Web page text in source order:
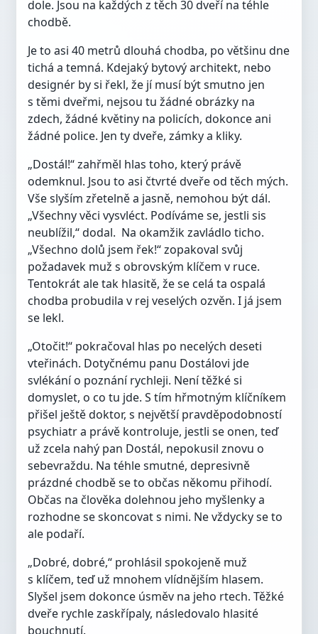
dole. Jsou na každých z těch 30 dveří na téhle
chodbě.
Je to asi 40 metrů dlouhá chodba, po většinu dne
tichá a temná. Kdejaký bytový architekt, nebo
designér by si řekl, že jí musí být smutno jen
s těmi dveřmi, nejsou tu žádné obrázky na
zdech, žádné květiny na policích, dokonce ani
žádné police. Jen ty dveře, zámky a kliky.
„Dostál!“ zahřměl hlas toho, který právě
odemknul. Jsou to asi čtvrté dveře od těch mých.
Vše slyším zřetelně a jasně, nemohou být dál.
„Všechny věci vysvléct. Podíváme se, jestli sis
neublížil,“ dodal. Na okamžik zavládlo ticho.
„Všechno dolů jsem řek!“ zopakoval svůj
požadavek muž s obrovským klíčem v ruce.
Tentokrát ale tak hlasitě, že se celá ta ospalá
chodba probudila v rej veselých ozvěn. I já jsem
se lekl.
„Otočit!“ pokračoval hlas po necelých deseti
vteřinách. Dotyčnému panu Dostálovi jde
svlékání o poznání rychleji. Není těžké si
domyslet, o co tu jde. S tím hřmotným klíčníkem
přišel ještě doktor, s největší pravděpodobností
psychiatr a právě kontroluje, jestli se onen, teď
už zcela nahý pan Dostál, nepokusil znovu o
sebevraždu. Na téhle smutné, depresivně
prázdné chodbě se to občas někomu přihodí.
Občas na člověka dolehnou jeho myšlenky a
rozhodne se skoncovat s nimi. Ne vždycky se to
ale podaří.
„Dobré, dobré,“ prohlásil spokojeně muž
s klíčem, teď už mnohem vlídnějším hlasem.
Slyšel jsem dokonce úsměv na jeho rtech. Těžké
dveře rychle zaskřípaly, následovalo hlasité
bouchnutí.